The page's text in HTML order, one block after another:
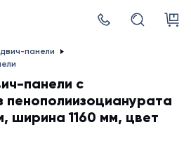
панели
панели с
пенополиизоцианурата
ширина 1160 мм, цвет